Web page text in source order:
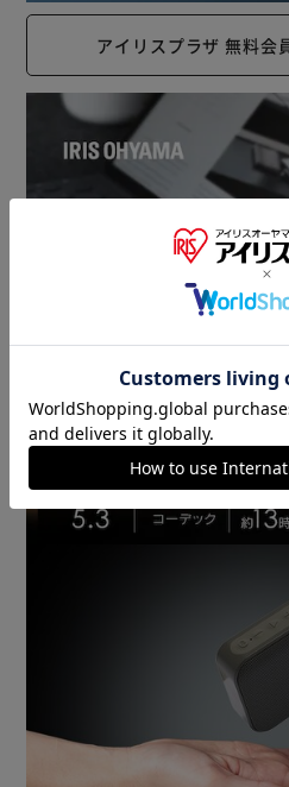
アイリスプラザ 無料会